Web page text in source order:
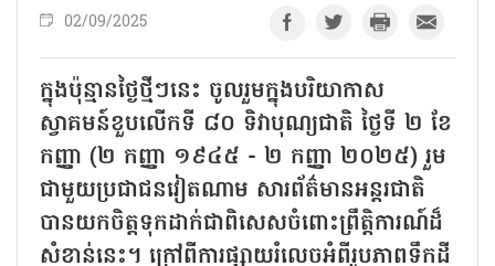
02/09/2025
ក្នុងប៉ុន្មានថ្ងៃថ្មីៗនេះ ចូលរួមក្នុងបរិយាកាស
ស្វាគមន៍ខួបលើកទី ៨០ ទិវាបុណ្យជាតិ ថ្ងៃទី ២ ខែ
កញ្ញា (២ កញ្ញា ១៩៤៥ - ២ កញ្ញា ២០២៥) រួម
ជាមួយប្រជាជនវៀតណាម សារព័ត៌មានអន្តរជាតិ
បានយកចិត្តទុកដាក់ជាពិសេសចំពោះព្រឹត្តិការណ៍ដ៏
សំខាន់នេះ។ ក្រៅពីការផ្សាយរំលេចអំពីរូបភាពទឹកដី